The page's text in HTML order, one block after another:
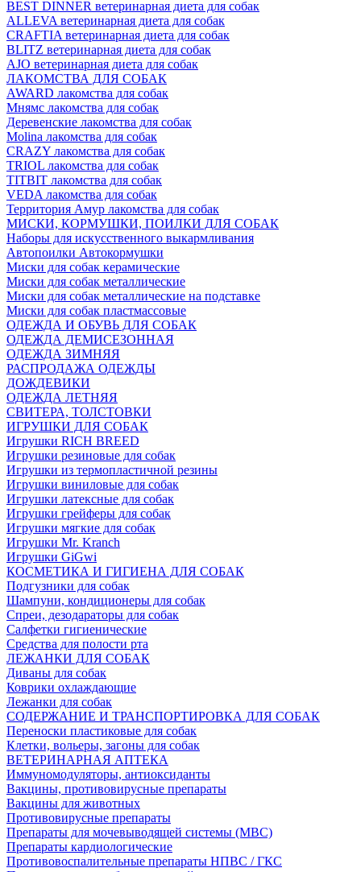
BEST DINNER ветеринарная диета для собак
ALLEVA ветеринарная диета для собак
CRAFTIA ветеринарная диета для собак
BLITZ ветеринарная диета для собак
AJO ветеринарная диета для собак
ЛАКОМСТВА ДЛЯ СОБАК
AWARD лакомства для собак
Мнямс лакомства для собак
Деревенские лакомства для собак
Molina лакомства для собак
CRAZY лакомства для собак
TRIOL лакомства для собак
TITBIT лакомства для собак
VEDA лакомства для собак
Территория Амур лакомства для собак
МИСКИ, КОРМУШКИ, ПОИЛКИ ДЛЯ СОБАК
Наборы для искусственного выкармливания
Автопоилки Автокормушки
Миски для собак керамические
Миски для собак металлические
Миски для собак металлические на подставке
Миски для собак пластмассовые
ОДЕЖДА И ОБУВЬ ДЛЯ СОБАК
ОДЕЖДА ДЕМИСЕЗОННАЯ
ОДЕЖДА ЗИМНЯЯ
РАСПРОДАЖА ОДЕЖДЫ
ДОЖДЕВИКИ
ОДЕЖДА ЛЕТНЯЯ
СВИТЕРА, ТОЛСТОВКИ
ИГРУШКИ ДЛЯ СОБАК
Игрушки RICH BREED
Игрушки резиновые для собак
Игрушки из термопластичной резины
Игрушки виниловые для собак
Игрушки латексные для собак
Игрушки грейферы для собак
Игрушки мягкие для собак
Игрушки Mr. Kranch
Игрушки GiGwi
КОСМЕТИКА И ГИГИЕНА ДЛЯ СОБАК
Подгузники для собак
Шампуни, кондиционеры для собак
Спреи, дезодараторы для собак
Салфетки гигиенические
Средства для полости рта
ЛЕЖАНКИ ДЛЯ СОБАК
Диваны для собак
Коврики охлаждающие
Лежанки для собак
СОДЕРЖАНИЕ И ТРАНСПОРТИРОВКА ДЛЯ СОБАК
Переноски пластиковые для собак
Клетки, вольеры, загоны для собак
ВЕТЕРИНАРНАЯ АПТЕКА
Иммуномодуляторы, антиоксиданты
Вакцины, противовирусные препараты
Вакцины для животных
Противовирусные препараты
Препараты для мочевыводящей системы (МВС)
Препараты кардиологические
Противовоспалительные препараты НПВС / ГКС